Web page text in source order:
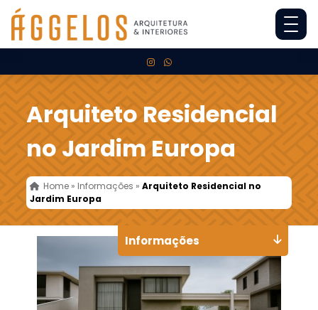
Arquiteto Residencial
no Jardim Europa
Home » Informações »Arquiteto Residencial no
Jardim Europa
Informações